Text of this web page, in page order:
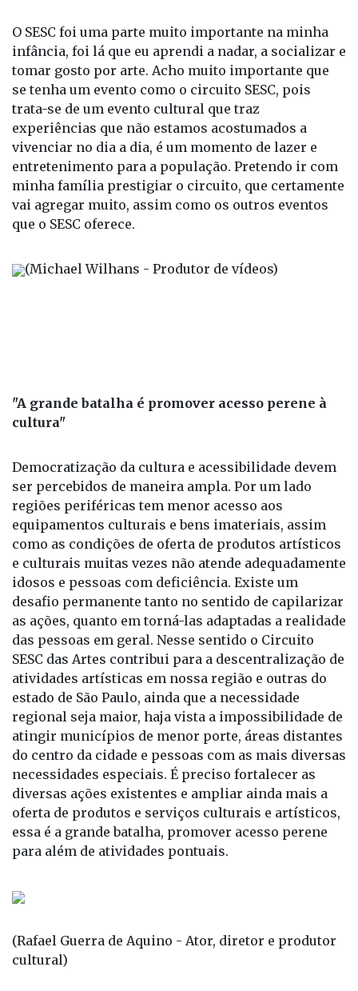
O SESC foi uma parte muito importante na minha
infância, foi lá que eu aprendi a nadar, a socializar e
tomar gosto por arte. Acho muito importante que
se tenha um evento como o circuito SESC, pois
trata-se de um evento cultural que traz
experiências que não estamos acostumados a
vivenciar no dia a dia, é um momento de lazer e
entretenimento para a população. Pretendo ir com
minha família prestigiar o circuito, que certamente
vai agregar muito, assim como os outros eventos
que o SESC oferece.
(Michael Wilhans - Produtor de vídeos)
"A grande batalha é promover acesso perene à
cultura"
Democratização da cultura e acessibilidade devem
ser percebidos de maneira ampla. Por um lado
regiões periféricas tem menor acesso aos
equipamentos culturais e bens imateriais, assim
como as condições de oferta de produtos artísticos
e culturais muitas vezes não atende adequadamente
idosos e pessoas com deficiência. Existe um
desafio permanente tanto no sentido de capilarizar
as ações, quanto em torná-las adaptadas a realidade
das pessoas em geral. Nesse sentido o Circuito
SESC das Artes contribui para a descentralização de
atividades artísticas em nossa região e outras do
estado de São Paulo, ainda que a necessidade
regional seja maior, haja vista a impossibilidade de
atingir municípios de menor porte, áreas distantes
do centro da cidade e pessoas com as mais diversas
necessidades especiais. É preciso fortalecer as
diversas ações existentes e ampliar ainda mais a
oferta de produtos e serviços culturais e artísticos,
essa é a grande batalha, promover acesso perene
para além de atividades pontuais.
(Rafael Guerra de Aquino - Ator, diretor e produtor
cultural)